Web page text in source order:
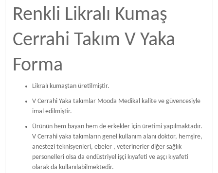
Renkli Likralı Kumaş
Cerrahi Takım V Yaka
Forma
Likralı kumaştan üretilmiştir.
V Cerrahi Yaka takımlar Mooda Medikal kalite ve güvencesiyle
imal edilmiştir.
Ürünün hem bayan hem de erkekler için üretimi yapılmaktadır.
V Cerrahi yaka takımların genel kullanım alanı doktor, hemşire,
anestezi teknisyenleri, ebeler , veterinerler diğer sağlık
personelleri olsa da endüstriyel işçi kıyafeti ve aşçı kıyafeti
olarak da kullanılabilmektedir.